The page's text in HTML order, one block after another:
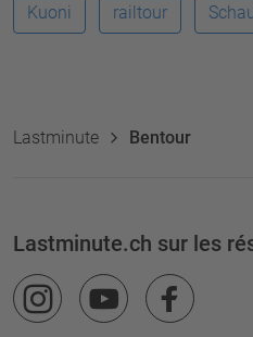
Kuoni railtour
Lastminute Bentour
Lastminute.ch sur les